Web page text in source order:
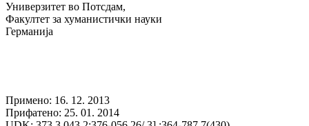
Универзитет во Потсдам,
Факултет за хуманистички науки
Германија
Примено: 16. 12. 2013
Прифатено: 25. 01. 2014